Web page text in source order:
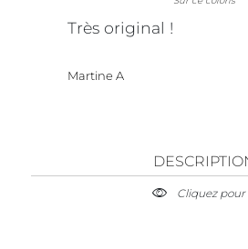
Très original !
Martine A
Cliquez pour